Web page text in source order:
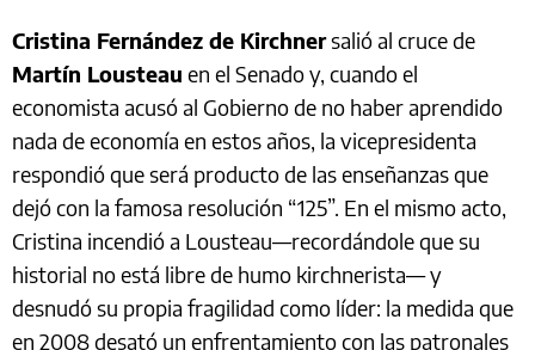
Cristina Fernández de Kirchnersalió al cruce de
Martín Lousteau en el Senado y, cuando el
economista acusó al Gobierno de no haber aprendido
nada de economía en estos años, la vicepresidenta
respondió que será producto de las enseñanzas que
dejó con la famosa resolución “125”. En el mismo acto,
Cristina incendió a Lousteau—recordándole que su
historial no está libre de humo kirchnerista— y
desnudó su propia fragilidad como líder: la medida que
en 2008 desató un enfrentamiento con las patronales